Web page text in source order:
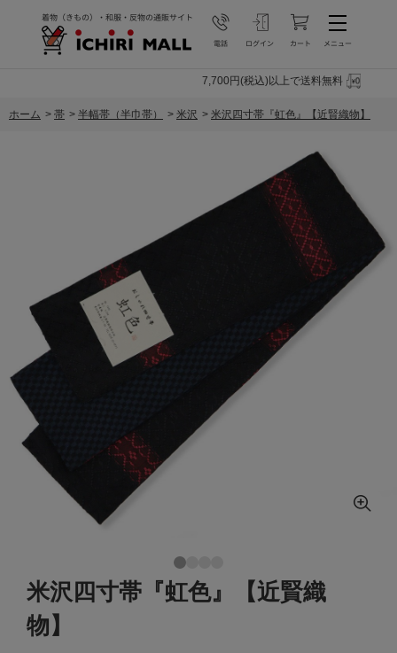
7,700円(税込)以上で送料無料
ホーム > 帯 > 半幅帯（半巾帯） > 米沢 > 米沢四寸帯『虹色』【近賢織物】
米沢四寸帯『虹色』【近賢織
物】